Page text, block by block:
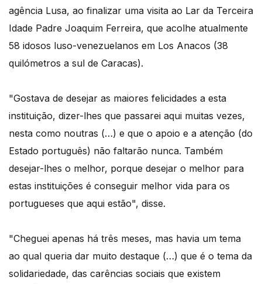
agência Lusa, ao finalizar uma visita ao Lar da Terceira
Idade Padre Joaquim Ferreira, que acolhe atualmente
58 idosos luso-venezuelanos em Los Anacos (38
quilómetros a sul de Caracas).
"Gostava de desejar as maiores felicidades a esta
instituição, dizer-lhes que passarei aqui muitas vezes,
nesta como noutras (…) e que o apoio e a atenção (do
Estado português) não faltarão nunca. Também
desejar-lhes o melhor, porque desejar o melhor para
estas instituições é conseguir melhor vida para os
portugueses que aqui estão", disse.
"Cheguei apenas há três meses, mas havia um tema
ao qual queria dar muito destaque (…) que é o tema da
solidariedade, das carências sociais que existem